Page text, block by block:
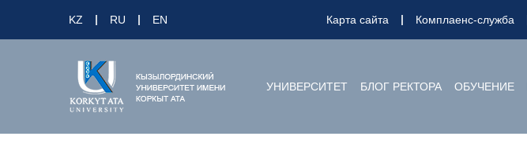
KZ RU EN Карта сайта Комплаенс-служба
УНИВЕРСИТЕТ БЛОГ РЕКТОРА ОБУЧЕНИЕ